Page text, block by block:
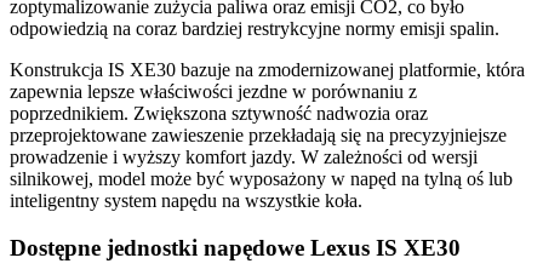
zoptymalizowanie zużycia paliwa oraz emisji CO2, co było
odpowiedzią na coraz bardziej restrykcyjne normy emisji spalin.
Konstrukcja IS XE30 bazuje na zmodernizowanej platformie, która
zapewnia lepsze właściwości jezdne w porównaniu z
poprzednikiem. Zwiększona sztywność nadwozia oraz
przeprojektowane zawieszenie przekładają się na precyzyjniejsze
prowadzenie i wyższy komfort jazdy. W zależności od wersji
silnikowej, model może być wyposażony w napęd na tylną oś lub
inteligentny system napędu na wszystkie koła.
Dostępne jednostki napędowe Lexus IS XE30